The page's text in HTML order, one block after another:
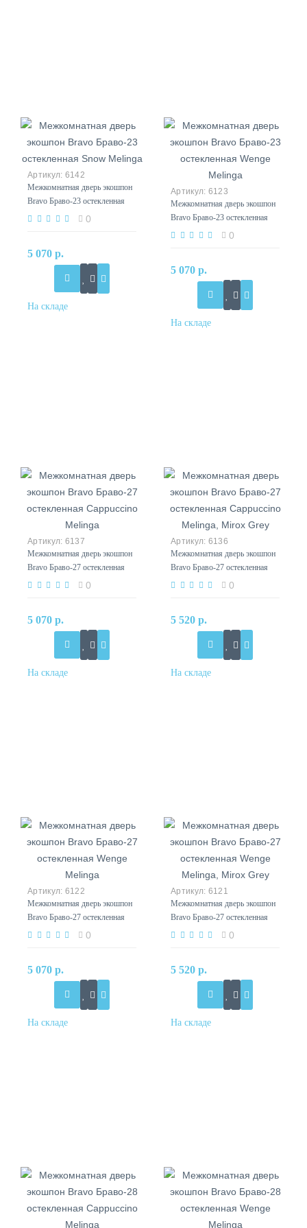
6142
Межкомнатная дверь экошпон
Bravo Браво-23 остекленная
Snow Melinga
0
5 070 р.
6123
Межкомнатная дверь экошпон
Bravo Браво-23 остекленная
Wenge Melinga
0
5 070 р.
6137
Межкомнатная дверь экошпон
Bravo Браво-27 остекленная
Cappuccino Melinga
0
5 070 р.
6136
Межкомнатная дверь экошпон
Bravo Браво-27 остекленная
Cappuccino Melinga, Mirox
0
5 520 р.
6122
Межкомнатная дверь экошпон
Bravo Браво-27 остекленная
Wenge Melinga
0
5 070 р.
6121
Межкомнатная дверь экошпон
Bravo Браво-27 остекленная
Wenge Melinga, Mirox Grey
0
5 520 р.